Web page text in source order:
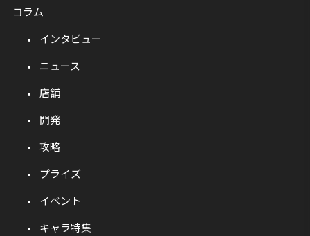
コラム
インタビュー
ニュース
店舗
開発
攻略
プライズ
イベント
キャラ特集